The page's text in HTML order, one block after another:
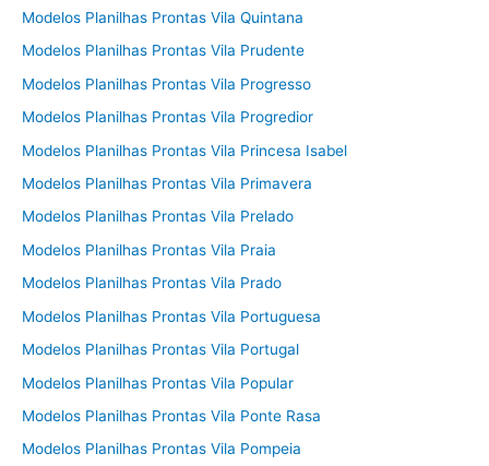
Modelos Planilhas Prontas Vila Quintana
Modelos Planilhas Prontas Vila Prudente
Modelos Planilhas Prontas Vila Progresso
Modelos Planilhas Prontas Vila Progredior
Modelos Planilhas Prontas Vila Princesa Isabel
Modelos Planilhas Prontas Vila Primavera
Modelos Planilhas Prontas Vila Prelado
Modelos Planilhas Prontas Vila Praia
Modelos Planilhas Prontas Vila Prado
Modelos Planilhas Prontas Vila Portuguesa
Modelos Planilhas Prontas Vila Portugal
Modelos Planilhas Prontas Vila Popular
Modelos Planilhas Prontas Vila Ponte Rasa
Modelos Planilhas Prontas Vila Pompeia